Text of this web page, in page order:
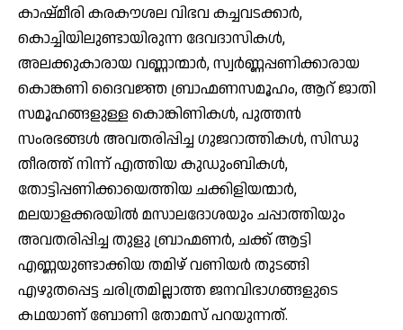
കാഷ്മീരി കരകൗശല വിഭവ കച്ചവടക്കാര്‍,
കൊച്ചിയിലുണ്ടായിരുന്ന ദേവദാസികള്‍,
അലക്കുകാരായ വണ്ണാന്മാര്‍, സ്വര്‍ണ്ണപ്പണിക്കാരായ
കൊങ്കണി ദൈവജ്ഞ ബ്രാഹ്മണസമൂഹം, ആറ് ജാതി
സമൂഹങ്ങളുള്ള കൊങ്കിണികള്‍, പുത്തന്‍
സംരഭങ്ങള്‍ അവതരിപ്പിച്ച ഗുജറാത്തികള്‍, സിന്ധു
തീരത്ത് നിന്ന് എത്തിയ കുഡുംബികള്‍,
തോട്ടിപ്പണിക്കായെത്തിയ ചക്കിളിയന്മാര്‍,
മലയാളക്കരയില്‍ മസാലദോശയും ചപ്പാത്തിയും
അവതരിപ്പിച്ച തുളു ബ്രാഹ്മണര്‍, ചക്ക് ആട്ടി
എണ്ണയുണ്ടാക്കിയ തമിഴ് വണിയര്‍ തുടങ്ങി
എഴുതപ്പെട്ട ചരിത്രമില്ലാത്ത ജനവിഭാഗങ്ങളുടെ
കഥയാണ് ബോണി തോമസ് പറയുന്നത്.